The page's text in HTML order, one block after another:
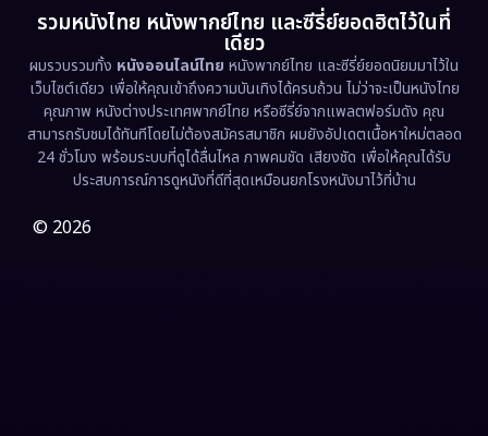
Family ครอบครัว (369)
Fantasy จินตนาการ (331)
Fiction (9)
Film (57)
Gothic
รวมหนังไทย หนังพากย์ไทย และซีรี่ย์ยอดฮิตไว้ในที่
เดียว
ผมรวบรวมทั้ง หนังออนไลน์ไทย หนังพากย์ไทย และซีรี่ย์ยอดนิยมมาไว้ใน
เว็บไซต์เดียว เพื่อให้คุณเข้าถึงความบันเทิงได้ครบถ้วน ไม่ว่าจะเป็นหนังไทย
คุณภาพ หนังต่างประเทศพากย์ไทย หรือซีรี่ย์จากแพลตฟอร์มดัง คุณ
สามารถรับชมได้ทันทีโดยไม่ต้องสมัครสมาชิก ผมยังอัปเดตเนื้อหาใหม่ตลอด
24 ชั่วโมง พร้อมระบบที่ดูได้ลื่นไหล ภาพคมชัด เสียงชัด เพื่อให้คุณได้รับ
ประสบการณ์การดูหนังที่ดีที่สุดเหมือนยกโรงหนังมาไว้ที่บ้าน
© 2026